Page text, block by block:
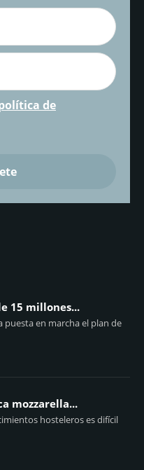
de
15 millones...
puesta en marcha el plan de
mozzarella...
hosteleros es difícil